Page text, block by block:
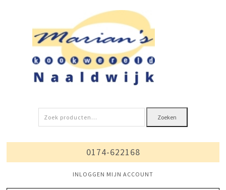
Zoeken
naar:
Zoeken
0174-622168
INLOGGEN MIJN ACCOUNT